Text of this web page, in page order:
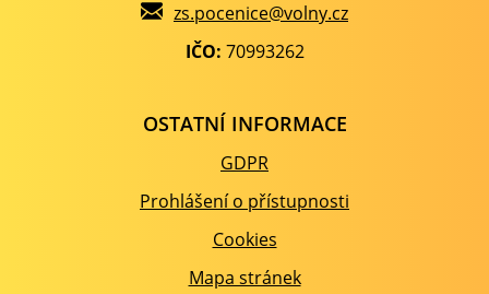
zs.pocenice@volny.cz
IČO: 70993262
OSTATNÍ INFORMACE
GDPR
Prohlášení o přístupnosti
Cookies
Mapa stránek